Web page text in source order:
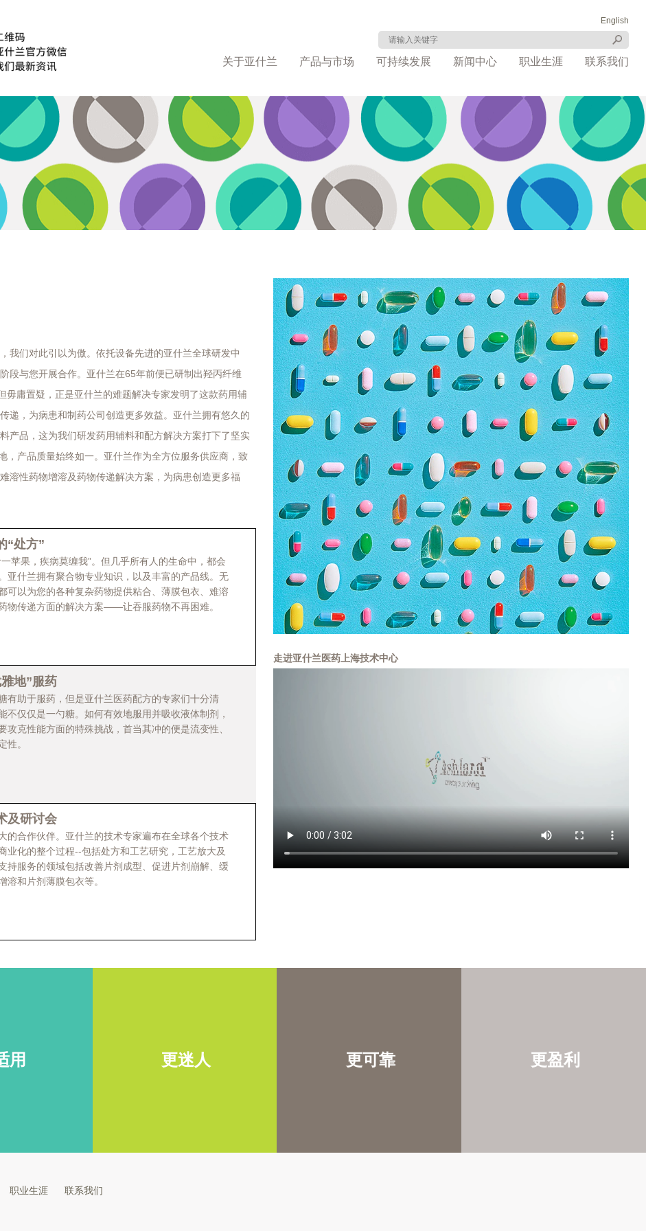
English
关于亚什兰 产品与市场 可持续发展 新闻中心 职业生涯 联系我们
我们对此引以为傲。依托设备先进的亚什兰全球研发中
段与您开展合作。亚什兰在65年前便已研制出羟丙纤维
庸置疑，正是亚什兰的难题解决专家发明了这款药用辅
递，为病患和制药公司创造更多效益。亚什兰拥有悠久的
产品，这为我们研发药用辅料和配方解决方案打下了坚实
产品质量始终如一。亚什兰作为全方位服务供应商，致
溶性药物增溶及药物传递解决方案，为病患创造更多福
走进亚什兰医药上海技术中心
“处方”
苹果，疾病莫缠我”。但几乎所有人的生命中，都会
亚什兰拥有聚合物专业知识，以及丰富的产品线。无
可以为您的各种复杂药物提供粘合、薄膜包衣、难溶
物传递方面的解决方案——让吞服药物不再困难。
地”服药
有助于服药，但是亚什兰医药配方的专家们十分清
不仅仅是一勺糖。如何有效地服用并吸收液体制剂，
攻克性能方面的特殊挑战，首当其冲的便是流变性、
性。
及研讨会
的合作伙伴。亚什兰的技术专家遍布在全球各个技术
业化的整个过程--包括处方和工艺研究，工艺放大及
持服务的领域包括改善片剂成型、促进片剂崩解、缓
溶和片剂薄膜包衣等。
用 更迷人 更可靠 更盈利
职业生涯 联系我们